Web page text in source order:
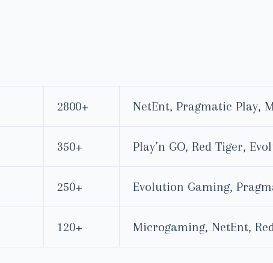
2800+ NetEnt, Pragmatic Play,
350+ Play’n GO, Red Tiger,
250+ Evolution Gaming,
120+ Microgaming, NetEnt,